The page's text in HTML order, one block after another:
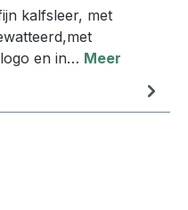
kalfsleer, met
en in… Meer